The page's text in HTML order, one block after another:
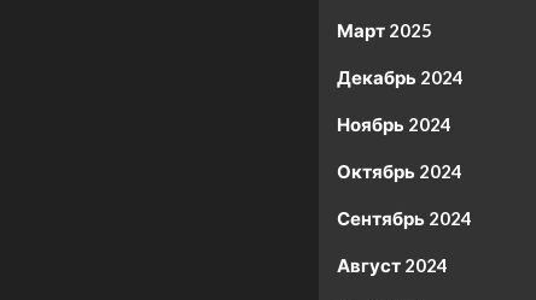
Март 2025
Декабрь 2024
Ноябрь 2024
Октябрь 2024
Сентябрь 2024
Август 2024